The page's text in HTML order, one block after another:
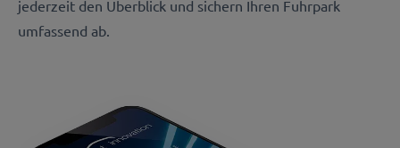
jederzeit den Überblick und sichern Ihren Fuhrpark
umfassend ab.